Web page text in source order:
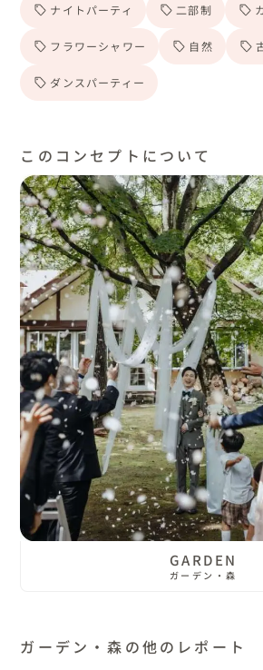
ナイトパーティ 二部制
フラワーシャワー 自然
ダンスパーティー
このコンセプトについて
GARDEN
ガーデン・森
ガーデン・森の他のレポート